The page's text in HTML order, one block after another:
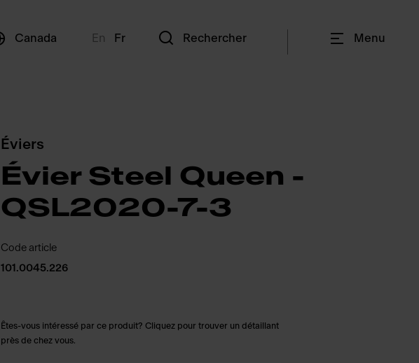
Canada En Fr Rechercher Menu
Éviers
Évier Steel Queen -
QSL2020-7-3
Code article
101.0045.226
Êtes-vous intéressé par ce produit? Cliquez pour trouver un détaillant
près de chez vous.